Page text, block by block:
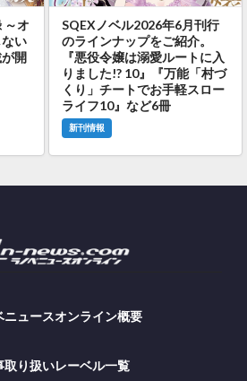
～オ
い
開
SQEXノベル2026年6月刊行
のラインナップをご紹介。
『悪役令嬢は溺愛ルートに入
りました!? 10』『万能「村づ
くり」チートでお手軽スロー
ライフ10』など6冊
新刊情報
ニュースオンライン概要
取り扱いレーベル一覧